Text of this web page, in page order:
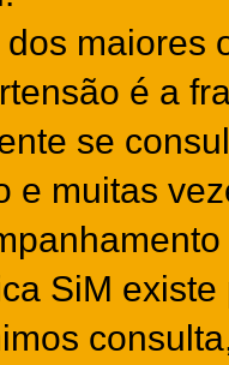
dos maiores
é a
se
e muitas
SiM